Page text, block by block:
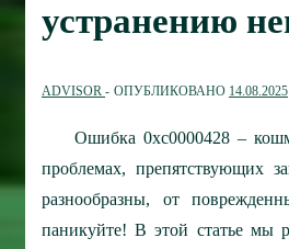
устранению
ADVISOR ОПУБЛИКОВАНО 14.08.2025
Ошибка 0xc0000428 –
проблемах, препятствующих
разнообразны, от
паникуйте! В этой статье мы